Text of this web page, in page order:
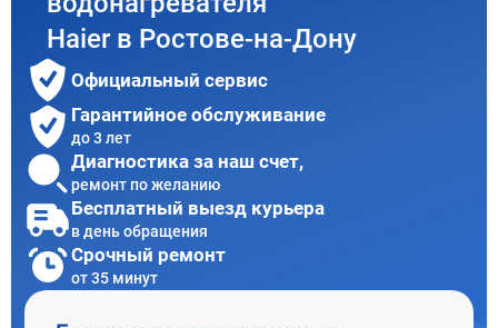
Haier в Ростове-на-Дону
Официальный сервис
Гарантийное обслуживание
до 3 лет
Диагностика за наш счет,
ремонт по желанию
Бесплатный выезд курьера
в день обращения
Срочный ремонт
от 35 минут